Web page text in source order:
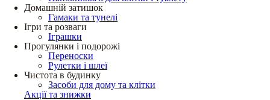
Домашній затишок
Гамаки та тунелі
Ігри та розваги
Іграшки
Прогулянки і подорожі
Переноски
Рулетки і шлеї
Чистота в будинку
Засоби для дому та клітки
Акції та знижки